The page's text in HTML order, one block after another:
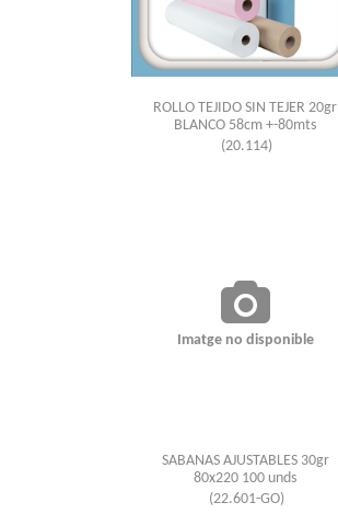
ROLLO TEJIDO SIN TEJER 20gr
BLANCO 58cm +-80mts
(20.114)
Imatge no disponible
SABANAS AJUSTABLES 30gr
80x220 100 unds
(22.601-GO)